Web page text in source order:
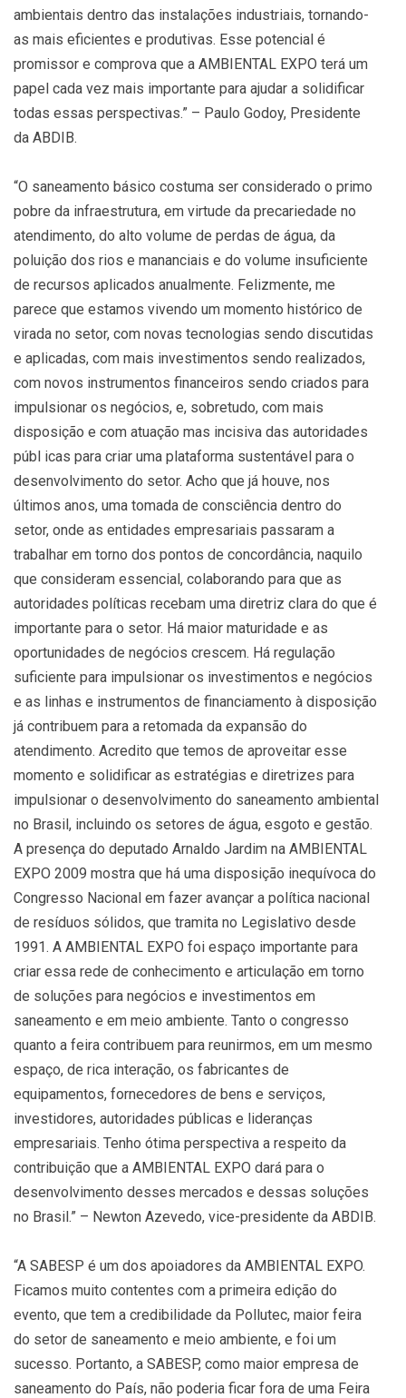
ambientais dentro das instalações industriais, tornando-
as mais eficientes e produtivas. Esse potencial é
promissor e comprova que a AMBIENTAL EXPO terá um
papel cada vez mais importante para ajudar a solidificar
todas essas perspectivas.” – Paulo Godoy, Presidente
da ABDIB.
“O saneamento básico costuma ser considerado o primo
pobre da infraestrutura, em virtude da precariedade no
atendimento, do alto volume de perdas de água, da
poluição dos rios e mananciais e do volume insuficiente
de recursos aplicados anualmente. Felizmente, me
parece que estamos vivendo um momento histórico de
virada no setor, com novas tecnologias sendo discutidas
e aplicadas, com mais investimentos sendo realizados,
com novos instrumentos financeiros sendo criados para
impulsionar os negócios, e, sobretudo, com mais
disposição e com atuação mas incisiva das autoridades
públ icas para criar uma plataforma sustentável para o
desenvolvimento do setor. Acho que já houve, nos
últimos anos, uma tomada de consciência dentro do
setor, onde as entidades empresariais passaram a
trabalhar em torno dos pontos de concordância, naquilo
que consideram essencial, colaborando para que as
autoridades políticas recebam uma diretriz clara do que é
importante para o setor. Há maior maturidade e as
oportunidades de negócios crescem. Há regulação
suficiente para impulsionar os investimentos e negócios
e as linhas e instrumentos de financiamento à disposição
já contribuem para a retomada da expansão do
atendimento. Acredito que temos de aproveitar esse
momento e solidificar as estratégias e diretrizes para
impulsionar o desenvolvimento do saneamento ambiental
no Brasil, incluindo os setores de água, esgoto e gestão.
A presença do deputado Arnaldo Jardim na AMBIENTAL
EXPO 2009 mostra que há uma disposição inequívoca do
Congresso Nacional em fazer avançar a política nacional
de resíduos sólidos, que tramita no Legislativo desde
1991. A AMBIENTAL EXPO foi espaço importante para
criar essa rede de conhecimento e articulação em torno
de soluções para negócios e investimentos em
saneamento e em meio ambiente. Tanto o congresso
quanto a feira contribuem para reunirmos, em um mesmo
espaço, de rica interação, os fabricantes de
equipamentos, fornecedores de bens e serviços,
investidores, autoridades públicas e lideranças
empresariais. Tenho ótima perspectiva a respeito da
contribuição que a AMBIENTAL EXPO dará para o
desenvolvimento desses mercados e dessas soluções
no Brasil.” – Newton Azevedo, vice-presidente da ABDIB.
“A SABESP é um dos apoiadores da AMBIENTAL EXPO.
Ficamos muito contentes com a primeira edição do
evento, que tem a credibilidade da Pollutec, maior feira
do setor de saneamento e meio ambiente, e foi um
sucesso. Portanto, a SABESP, como maior empresa de
saneamento do País, não poderia ficar fora de uma Feira